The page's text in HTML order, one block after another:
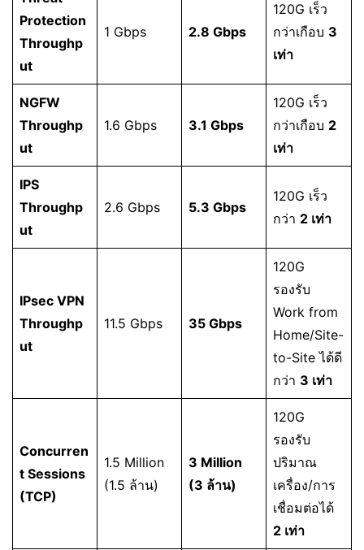
Protection
Throughp
ut
1 Gbps 2.8 Gbps
120G เร็ว
กว่าเกือบ 3
เท่า
NGFW
Throughp
ut
1.6 Gbps 3.1 Gbps
120G เร็ว
กว่าเกือบ 2
เท่า
IPS
Throughp
ut
2.6 Gbps 5.3 Gbps
120G เร็ว
กว่า 2 เท่า
IPsec VPN
Throughp
ut
11.5 Gbps 35 Gbps
120G
รองรับ
Work from
Home/Site-
to-Site ได้ดี
กว่า 3 เท่า
Concurren
t Sessions
(TCP)
1.5 Million
(1.5 ล้าน)
3 Million
(3 ล้าน)
120G
รองรับ
ปริมาณ
เครื่อง/การ
เชื่อมต่อได้
2 เท่า